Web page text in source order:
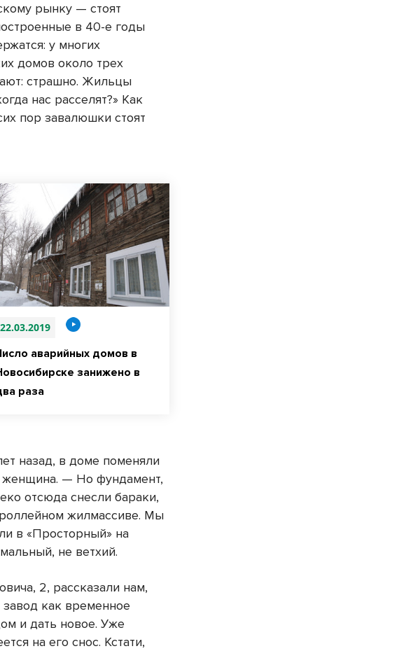
рынку — стоят
в 40-е годы
у многих
домов около трех
страшно. Жильцы
нас расселят?» Как
пор завалюшки стоят
22.03.2019
аварийных домов в
занижено в
раза
назад, в доме поменяли
женщина. — Но фундамент,
отсюда снесли бараки,
жилмассиве. Мы
в «Просторный» на
не ветхий.
2, рассказали нам,
завод как временное
и дать новое. Уже
на его снос. Кстати,